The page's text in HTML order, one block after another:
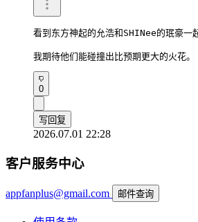
看到东方神起的允浩和SHINee的珉豪一
我期待他们能碰撞出比预期更大的火花。
0
写回复
2026.07.01 22:28
客户服务中心
appfanplus@gmail.com 邮件查询